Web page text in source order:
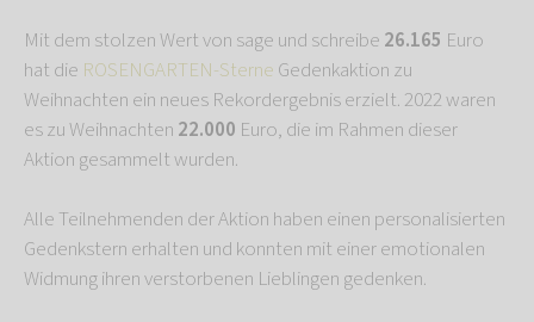
Mit dem stolzen Wert von sage und schreibe 26.165 Euro
hat die ROSENGARTEN-Sterne Gedenkaktion zu
Weihnachten ein neues Rekordergebnis erzielt. 2022 waren
es zu Weihnachten 22.000 Euro, die im Rahmen dieser
Aktion gesammelt wurden.
Alle Teilnehmenden der Aktion haben einen personalisierten
Gedenkstern erhalten und konnten mit einer emotionalen
Widmung ihren verstorbenen Lieblingen gedenken.